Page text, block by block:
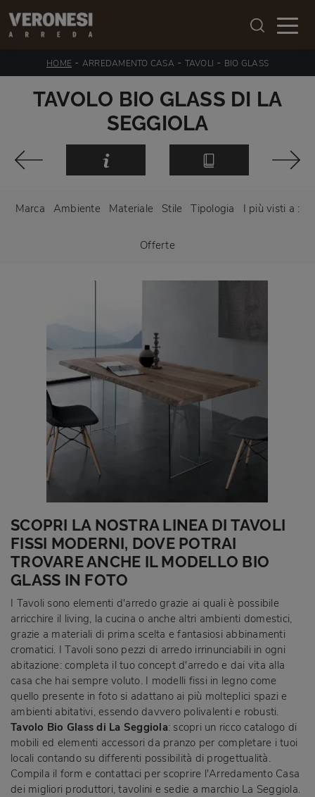
HOME - ARREDAMENTO CASA - TAVOLI - BIO GLASS
TAVOLO BIO GLASS DI LA
SEGGIOLA
Marca Ambiente Materiale Stile Tipologia I più visti a :
Offerte
SCOPRI LA NOSTRA LINEA DI TAVOLI
FISSI MODERNI, DOVE POTRAI
TROVARE ANCHE IL MODELLO BIO
GLASS IN FOTO
I Tavoli sono elementi d'arredo grazie ai quali è possibile
arricchire il living, la cucina o anche altri ambienti domestici,
grazie a materiali di prima scelta e fantasiosi abbinamenti
cromatici. I Tavoli sono pezzi di arredo irrinunciabili in ogni
abitazione: completa il tuo concept d'arredo e dai vita alla
casa che hai sempre voluto. I modelli fissi in legno come
quello presente in foto si adattano ai più molteplici spazi e
ambienti abitativi, essendo davvero polivalenti e robusti.
Tavolo Bio Glass di La Seggiola: scopri un ricco catalogo di
mobili ed elementi accessori da pranzo per completare i tuoi
locali contando su differenti possibilità di progettualità.
Compila il form e contattaci per scoprire l'Arredamento Casa
dei migliori produttori, tavolini e sedie a marchio La Seggiola.